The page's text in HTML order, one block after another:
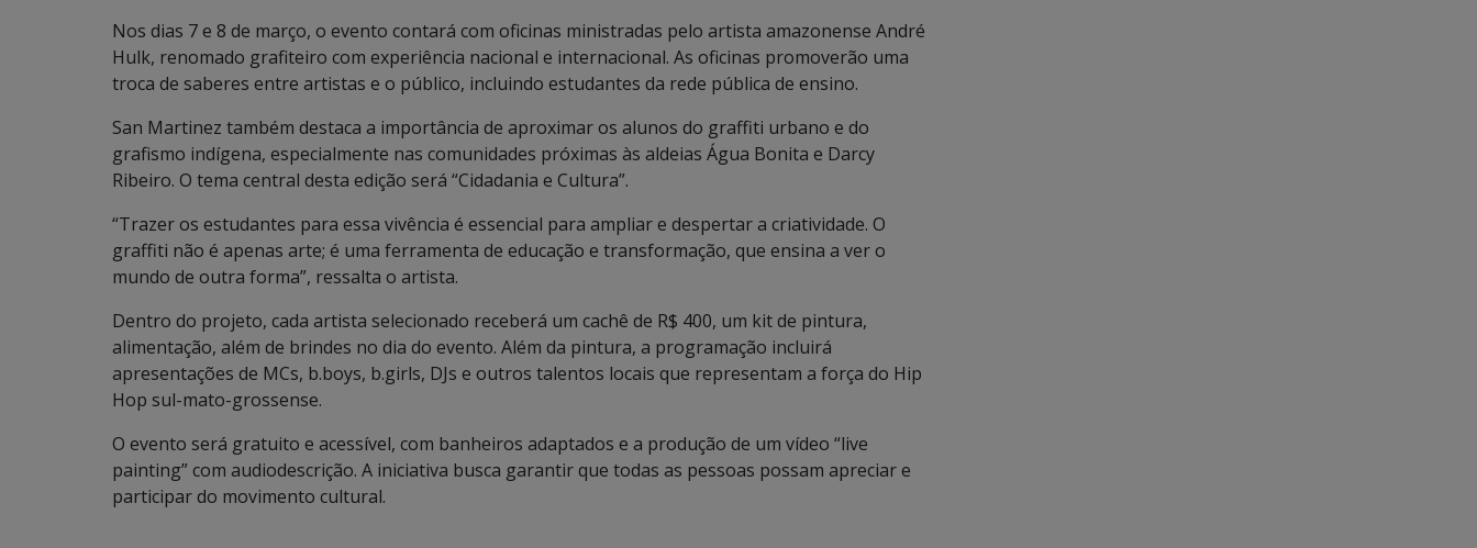
Nos dias 7 e 8 de março, o evento contará com oficinas ministradas pelo artista amazonense André
Hulk, renomado grafiteiro com experiência nacional e internacional. As oficinas promoverão uma
troca de saberes entre artistas e o público, incluindo estudantes da rede pública de ensino.
San Martinez também destaca a importância de aproximar os alunos do graffiti urbano e do
grafismo indígena, especialmente nas comunidades próximas às aldeias Água Bonita e Darcy
Ribeiro. O tema central desta edição será “Cidadania e Cultura”.
“Trazer os estudantes para essa vivência é essencial para ampliar e despertar a criatividade. O
graffiti não é apenas arte; é uma ferramenta de educação e transformação, que ensina a ver o
mundo de outra forma”, ressalta o artista.
Dentro do projeto, cada artista selecionado receberá um cachê de R$ 400, um kit de pintura,
alimentação, além de brindes no dia do evento. Além da pintura, a programação incluirá
apresentações de MCs, b.boys, b.girls, DJs e outros talentos locais que representam a força do Hip
Hop sul-mato-grossense.
O evento será gratuito e acessível, com banheiros adaptados e a produção de um vídeo “live
painting” com audiodescrição. A iniciativa busca garantir que todas as pessoas possam apreciar e
participar do movimento cultural.